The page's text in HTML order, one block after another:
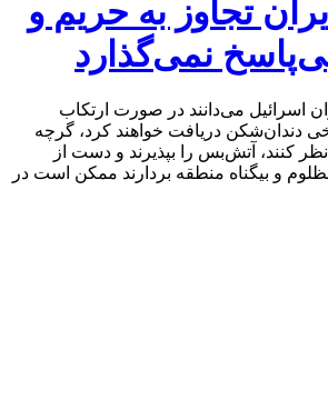
تجاوز به حریم و
نمی‌گذارد
اسرائیل می‌دانند در صورت ارتکاب
دندان‌شکن دریافت خواهند کرد، گرچه
کنند، ‌آتش‌بس را بپذیرند و دست از
و بیگناه منطقه بردارند ممکن است در